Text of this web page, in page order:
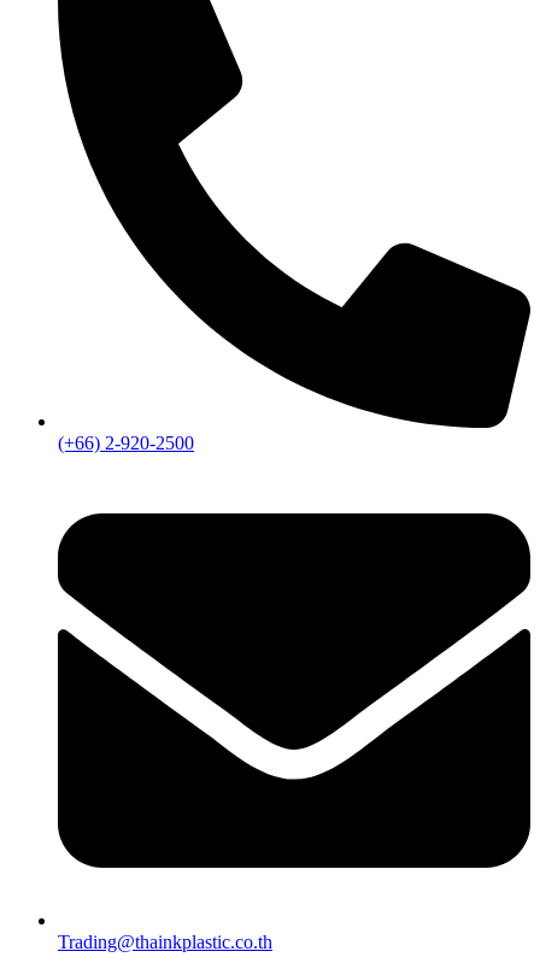
(+66) 2-920-2500
Trading@thainkplastic.co.th